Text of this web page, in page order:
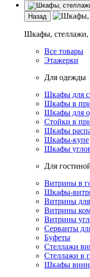
Назад
Шкафы,
Все товары
Этажерки
Для одежды
Шкафы для
Шкафы в
Шкафы для
Стойки в
Шкафы
Шкафы-купе
Шкафы
Для
Витрины в
Шкафы-
Витрины
Витрины
Витрины
Серванты
Буфеты
Стеллажи
Стеллажи в
Шкафы